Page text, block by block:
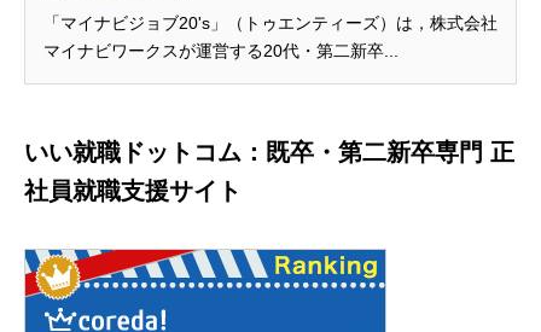
「マイナビジョブ20's」（トゥエンティーズ）は，株式会社
マイナビワークスが運営する20代・第二新卒...
いい就職ドットコム：既卒・第二新卒専門 正
社員就職支援サイト